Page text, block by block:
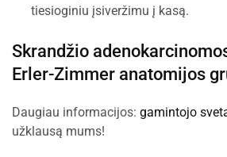
tiesioginiu įsiveržimu į kasą.
Skrandžio
Erler-Zimmer anatomijos
Daugiau informacijos: gamintojo
užklausą mums!